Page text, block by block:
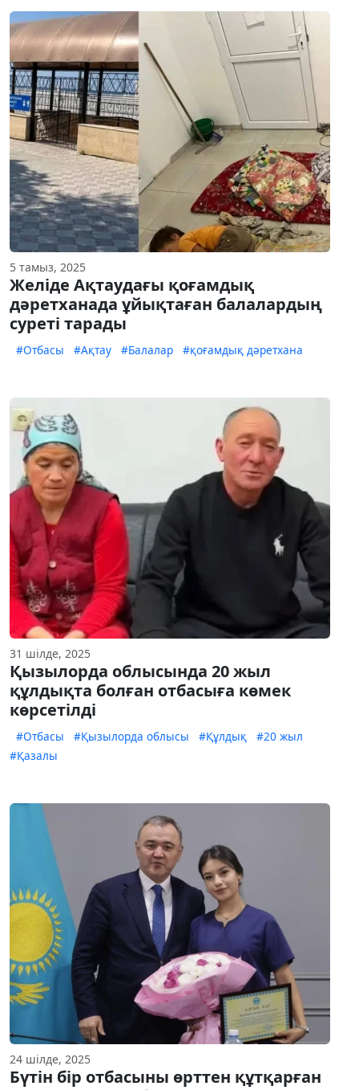
5 тамыз, 2025
Желіде Ақтаудағы қоғамдық
дәретханада ұйықтаған балалардың
суреті тарады
#Отбасы #Ақтау #Балалар #қоғамдық дәретхана
31 шілде, 2025
Қызылорда облысында 20 жыл
құлдықта болған отбасыға көмек
көрсетілді
#Отбасы #Қызылорда облысы #Құлдық
#20 жыл
#Қазалы
24 шілде, 2025
Бүтін бір отбасыны өрттен құтқарған